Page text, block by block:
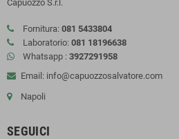
Capuozzo S.r.l.
Fornitura: 081 5433804
Laboratorio: 081 18196638
Whatsapp : 3927291958
Email: info@capuozzosalvatore.com
Napoli
SEGUICI